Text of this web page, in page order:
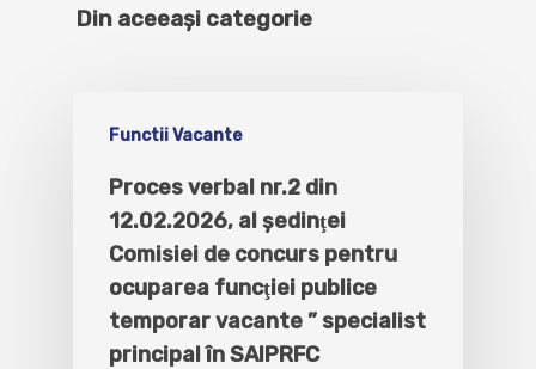
Din aceeași categorie
Functii Vacante
Proces verbal nr.2 din
12.02.2026, al şedinţei
Comisiei de concurs pentru
ocuparea funcţiei publice
temporar vacante ” specialist
principal în SAIPRFC